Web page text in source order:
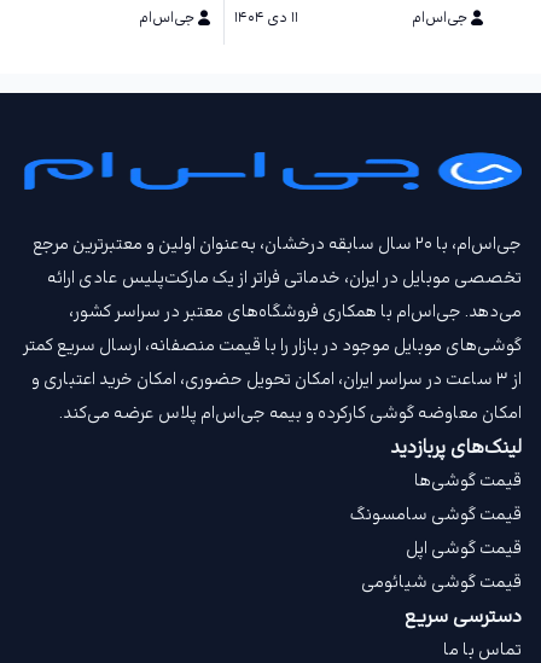
جی‌اس‌ام
۱۱ دی ۱۴۰۴
جی‌اس‌ام
جی‌اس‌ام، با ۲۰ سال سابقه درخشان، به‌عنوان اولین و معتبرترین مرجع
تخصصی موبایل در ایران، خدماتی فراتر از یک مارکت‌پلیس عادی ارائه
می‌دهد. جی‌اس‌ام با همکاری فروشگاه‌های معتبر در سراسر کشور،
گوشی‌های موبایل موجود در بازار را با قیمت‌ منصفانه، ارسال سریع کمتر
از ۳ ساعت در سراسر ایران، امکان تحویل حضوری، امکان خرید اعتباری و
امکان معاوضه گوشی کارکرده و بیمه جی‌اس‌ام‌ پلاس عرضه می‌کند.
لینک‌های پربازدید
قیمت گوشی‌ها
قیمت گوشی سامسونگ
قیمت گوشی اپل
قیمت گوشی شیائومی
دسترسی سریع
تماس با ما